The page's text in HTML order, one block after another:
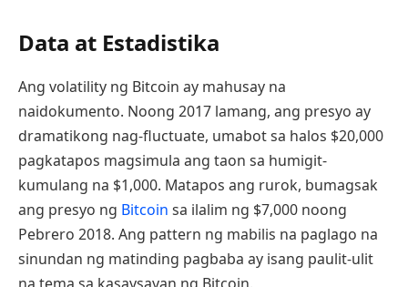
Data at Estadistika
Ang volatility ng Bitcoin ay mahusay na
naidokumento. Noong 2017 lamang, ang presyo ay
dramatikong nag-fluctuate, umabot sa halos $20,000
pagkatapos magsimula ang taon sa humigit-
kumulang na $1,000. Matapos ang rurok, bumagsak
ang presyo ng Bitcoin sa ilalim ng $7,000 noong
Pebrero 2018. Ang pattern ng mabilis na paglago na
sinundan ng matinding pagbaba ay isang paulit-ulit